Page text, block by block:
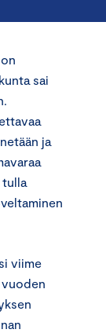
sai
ja
tulla
viime